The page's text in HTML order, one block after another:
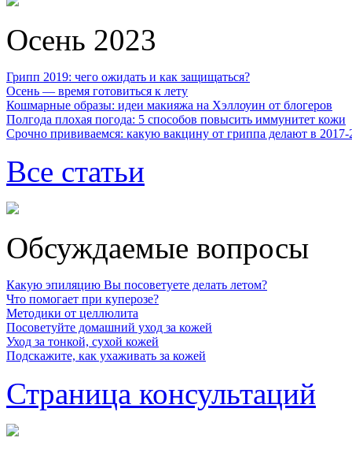
Осень 2023
Грипп 2019: чего ожидать и как защищаться?
Осень — время готовиться к лету
Кошмарные образы: идеи макияжа на Хэллоуин от блогеров
Полгода плохая погода: 5 способов повысить иммунитет кожи
Срочно прививаемся: какую вакцину от гриппа делают в 2017-
Все статьи
Обсуждаемые вопросы
Какую эпиляцию Вы посоветуете делать летом?
Что помогает при куперозе?
Методики от целлюлита
Посоветуйте домашний уход за кожей
Уход за тонкой, сухой кожей
Подскажите, как ухаживать за кожей
Страница консультаций